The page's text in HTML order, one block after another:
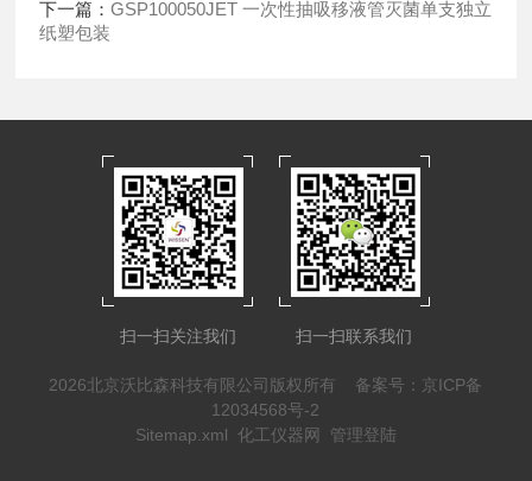
下一篇：GSP100050JET 一次性抽吸移液管灭菌单支独立
纸塑包装
扫一扫关注我们 扫一扫联系我们
2026北京沃比森科技有限公司版权所有 备案号：京ICP备
12034568号-2
Sitemap.xml 化工仪器网 管理登陆